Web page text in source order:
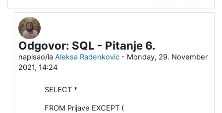
U odgovoru na Ana Kaplarević-Mališić
Odgovor: SQL - Pitanje 6.
napisao/la Aleksa Radenkovic- Monday, 29. November
2021, 14:24
SELECT *
FROM Prijave EXCEPT (